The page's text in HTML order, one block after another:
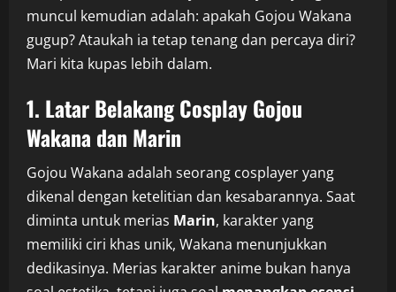
muncul kemudian adalah: apakah Gojou Wakana
gugup? Ataukah ia tetap tenang dan percaya diri?
Mari kita kupas lebih dalam.
1. Latar Belakang Cosplay Gojou
Wakana dan Marin
Gojou Wakana adalah seorang cosplayer yang
dikenal dengan ketelitian dan kesabarannya. Saat
diminta untuk merias Marin, karakter yang
memiliki ciri khas unik, Wakana menunjukkan
dedikasinya. Merias karakter anime bukan hanya